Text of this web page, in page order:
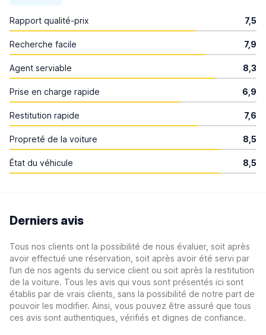
Rapport qualité-prix 7,5
Recherche facile 7,9
Agent serviable 8,3
Prise en charge rapide 6,9
Restitution rapide 7,6
Propreté de la voiture 8,5
État du véhicule 8,5
Derniers avis
Tous nos clients ont la possibilité de nous évaluer, soit après
avoir effectué une réservation, soit après avoir été servi par
l’un de nos agents du service client ou soit après la restitution
de la voiture. Tous les avis qui vous sont présentés ici sont
établis par de vrais clients, sans la possibilité de notre part de
pouvoir les modifier. Ainsi, vous pouvez être assuré que tous
ces avis sont authentiques, vérifiés et dignes de confiance.